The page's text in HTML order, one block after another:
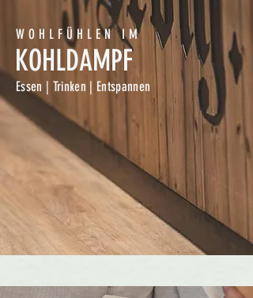
WOHLFÜHLEN IM
KOHLDAMPF
Essen | Trinken | Entspannen